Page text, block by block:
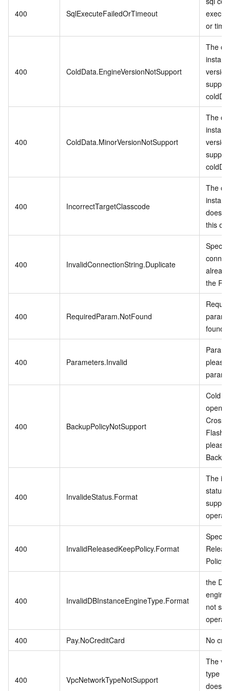
400 SqlExecuteFailedOrTimeout
or
400 ColdData.EngineVersionNotSupport
The
support
400 ColdData.MinorVersionNotSupport
The
support
400 IncorrectTargetClasscode
The
does
this
400 InvalidConnectionString.Duplicate
the
400 RequiredParam.NotFound
param
found.
400 Parameters.Invalid
please
400 BackupPolicyNotSupport
Cold
open
Flash
please
400 InvalideStatus.Format
The
status
400 InvalidReleasedKeepPolicy.Format
Policy
400 InvalidDBInstanceEngineType.Format
the
not
400 Pay.NoCreditCard No
400 VpcNetworkTypeNotSupport
The
type
does